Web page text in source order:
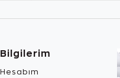
Bilgilerim
Hesabım